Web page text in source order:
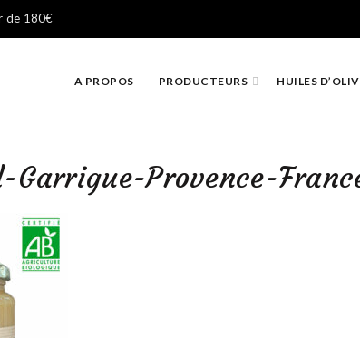
de 180€
A PROPOS PRODUCTEURS HUILES
Garrigue-Provence-